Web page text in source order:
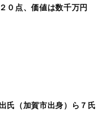
点、価値は数千万円
氏（加賀市出身）ら７氏